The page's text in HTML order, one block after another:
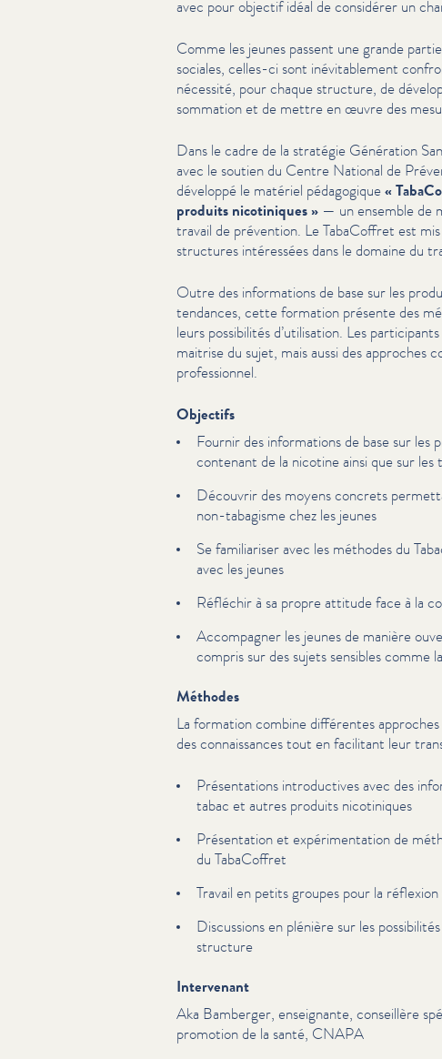
avec pour objectif idéal de considérer un
Comme les jeunes passent une grande
sociales, celles-ci sont inévitable­ment
nécessité, pour chaque structure, de
som­ma­tion et de mettre en œuvre des
Dans le cadre de la stratégie Génération
avec le soutien du Centre National de
développé le matériel pédagogique«
produits nico­tiniques » — un ensemble de
travail de prévention. Le TabaCoffret est
structures intéressées dans le domaine du
Outre des infor­ma­tions de base sur les
tendances, cette formation présente des
leurs pos­si­bil­ités d’u­til­i­sa­tion. Les
maitrise du sujet, mais aussi des approches
pro­fes­sion­nel.
Objectifs
Fournir des infor­ma­tions de base sur les
contenant de la nicotine ainsi que sur les
Découvrir des moyens concrets
non-tabagisme chez les jeunes
Se famil­iaris­er avec les méthodes du
avec les jeunes
Réfléchir à sa propre attitude face à la
Accompagner les jeunes de manière
compris sur des sujets sensibles comme
Méthodes
La formation combine différentes
des con­nais­sances tout en facilitant leur
Présen­ta­tions intro­duc­tives avec des
tabac et autres produits nico­tiniques
Présen­ta­tion et expéri­men­ta­tion de
du TabaCoffret
Travail en petits groupes pour la réflexion
Discussions en plénière sur les
structure
Intervenant
Aka Bamberger, enseignante, conseillère
promotion de la santé, CNAPA